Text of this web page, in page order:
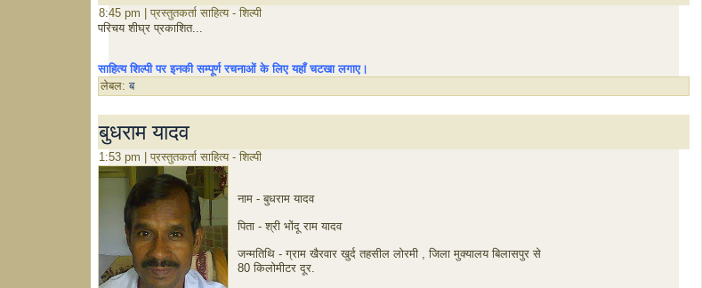
8:45 pm | प्रस्तुतकर्ता साहित्य - शिल्पी
परिचय शीघ्र प्रकाशित...
साहित्य शिल्पी पर इनकी सम्पूर्ण रचनाओं के लिए यहाँ चटखा लगाए।
लेबल: ब
बुधराम यादव
1:53 pm | प्रस्तुतकर्ता साहित्य - शिल्पी
नाम - बुधराम यादव
पिता - श्री भोंदू राम यादव
जन्मतिथि - ग्राम खैरवार खुर्द तहसील लोरमी , जिला मुक्यालय बिलासपुर से
80 किलोमीटर दूर.